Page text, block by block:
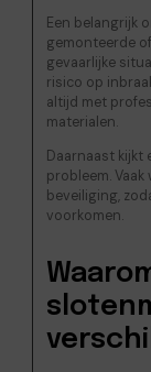
Een belangrijk
gemonteerde
gevaarlijke
risico op
altijd met
materialen.
Daarnaast kijkt
probleem.
beveiliging,
voorkomen.